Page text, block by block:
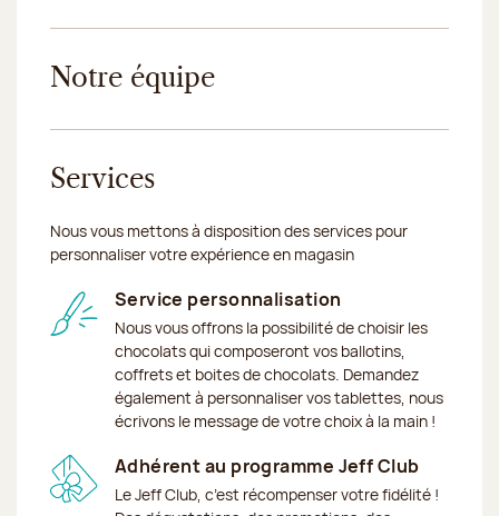
Notre équipe
Services
Nous vous mettons à disposition des services pour
personnaliser votre expérience en magasin
Service personnalisation
Nous vous offrons la possibilité de choisir les
chocolats qui composeront vos ballotins,
coffrets et boites de chocolats. Demandez
également à personnaliser vos tablettes, nous
écrivons le message de votre choix à la main !
Adhérent au programme Jeff Club
Le Jeff Club, c’est récompenser votre fidélité !